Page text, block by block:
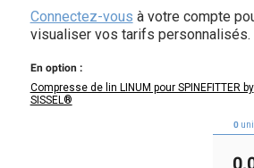
Connectez-vous à votre compte
visualiser vos tarifs personnalisés.
En option :
Compresse de lin LINUM pour SPINEFITTER by
SISSEL®
0